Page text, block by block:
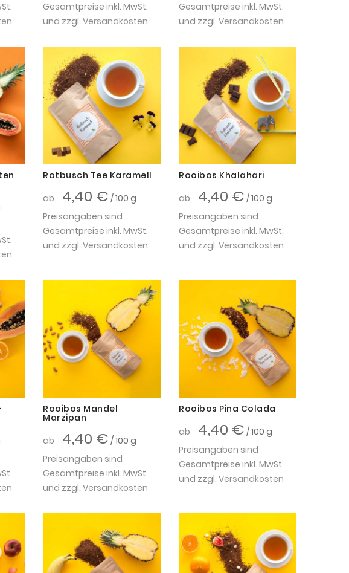
Gesamtpreise inkl. MwSt.
und zzgl. Versandkosten
Gesamtpreise inkl. MwSt.
und zzgl. Versandkosten
Rotbusch Tee Karamell
ab
4,40 € / 100 g
Preisangaben sind
Gesamtpreise inkl. MwSt.
und zzgl. Versandkosten
Rooibos Khalahari
ab
4,40 € / 100 g
Preisangaben sind
Gesamtpreise inkl. MwSt.
und zzgl. Versandkosten
Rooibos Mandel
Marzipan
ab
4,40 € / 100 g
Preisangaben sind
Gesamtpreise inkl. MwSt.
und zzgl. Versandkosten
Rooibos Pina Colada
ab
4,40 € / 100 g
Preisangaben sind
Gesamtpreise inkl. MwSt.
und zzgl. Versandkosten